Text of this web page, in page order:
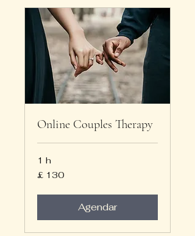
Online Couples Therapy
1 h
130
Libras
£ 130
Agendar